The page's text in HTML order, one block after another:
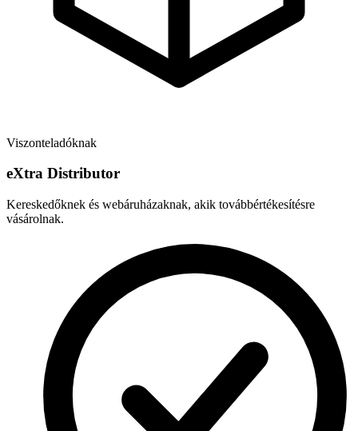
Viszonteladóknak
eXtra Distributor
Kereskedőknek és webáruházaknak, akik továbbértékesítésre
vásárolnak.